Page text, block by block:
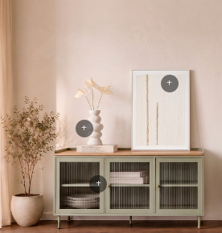
+
+
+